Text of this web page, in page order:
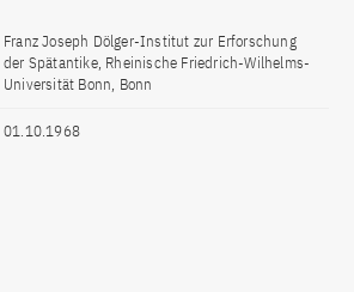
Franz Joseph Dölger-Institut zur Erforschung
der Spätantike, Rheinische Friedrich-Wilhelms-
Universität Bonn, Bonn
01.10.1968